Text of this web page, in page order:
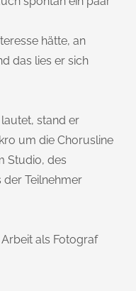
hätte, an
das lies er sich
lautet, stand er
um die Chorusline
Studio, des
Teilnehmer
als Fotograf